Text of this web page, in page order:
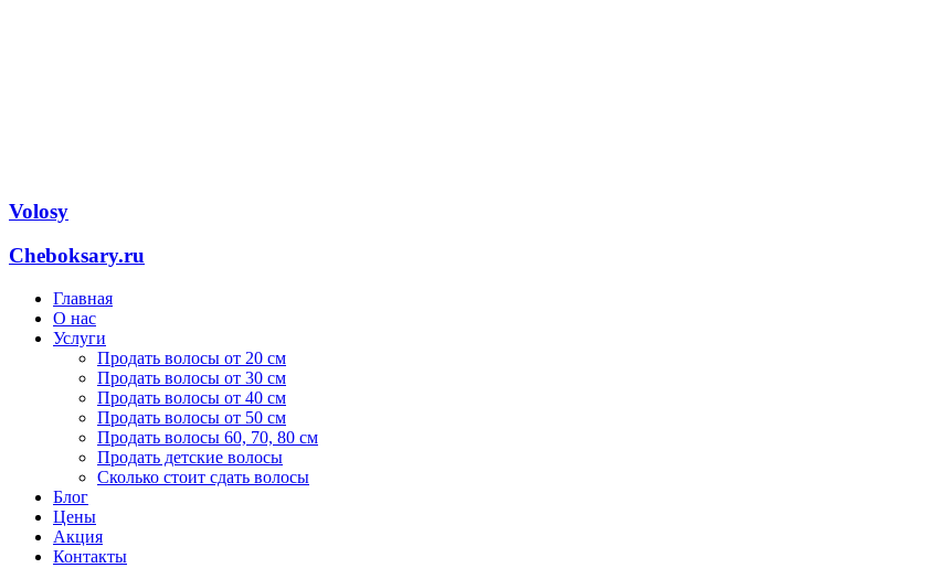
Volosy
Cheboksary.ru
Главная
О нас
Услуги
Продать волосы от 20 см
Продать волосы от 30 см
Продать волосы от 40 см
Продать волосы от 50 см
Продать волосы 60, 70, 80 см
Продать детские волосы
Сколько стоит сдать волосы
Блог
Цены
Акция
Контакты